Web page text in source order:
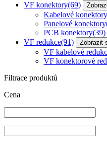
VF konektory(69)
Kabelové konektory
Panelové konektory
PCB konektory(39)
VF redukce(91) Zobrazit
VF kabelové
VF konektorové
Filtrace produktů
Cena